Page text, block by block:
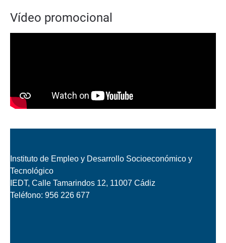
Vídeo promocional
Instituto de Empleo y Desarrollo Socioeconómico y
Tecnológico
IEDT, Calle Tamarindos 12, 11007 Cádiz
Teléfono: 956 226 677